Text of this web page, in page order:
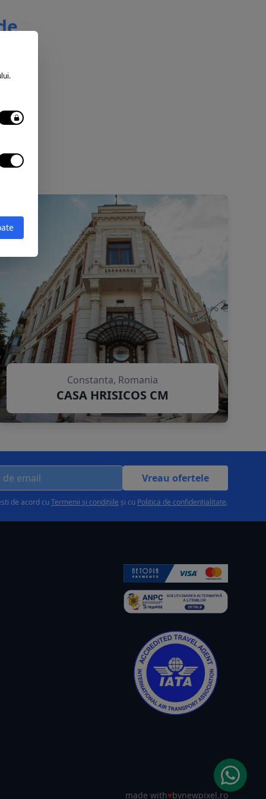
Constanta, Romania
CASA HRISICOS CM
Vreau ofertele
de acord cuTermenii și condițiile și cu Politica de confidențialitate.
made with♥bynewpixel.ro